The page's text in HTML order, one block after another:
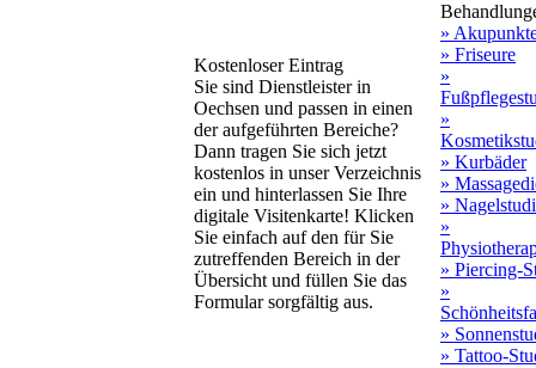
Kostenloser Eintrag
Sie sind Dienstleister in
Oechsen und passen in einen
der aufgeführten Bereiche?
Dann tragen Sie sich jetzt
kostenlos in unser Verzeichnis
ein und hinterlassen Sie Ihre
digitale Visitenkarte! Klicken
Sie einfach auf den für Sie
zutreffenden Bereich in der
Übersicht und füllen Sie das
Formular sorgfältig aus.
»
» Friseure
»
»
» Kurbäder
»
»
»
» Piercing-
»
»
» Tattoo-